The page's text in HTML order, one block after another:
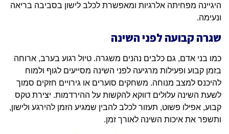
היגיינה מפחיתה אלרגיות ומאפשרת לכלב לישון בסביבה בריאה
ונעימה.
שגרה קבועה לפני השינה
כמו בני אדם, גם כלבים נהנים משגרה. טיול רגוע בערב, ארוחה
בזמן קבוע ופעילות מרגיעה לפני השינה מסייעים לגוף ולמוח
להיכנס למצב מנוחה. משחקים סוערים או גירויים חזקים סמוך
לשעת השינה עלולים דווקא להקשות על ההירדמות. יצירת טקס
קבוע, אפילו פשוט, תעזור לכלב להבין שמגיע הזמן להירגע ולישון,
ותשפר את איכות השינה לאורך זמן.